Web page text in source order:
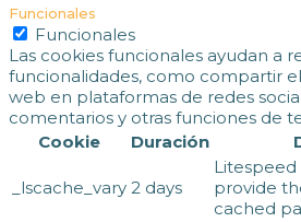
Funcionales
Funcionales
Las cookies funcionales ayudan a
funcionalidades, como compartir
web en plataformas de redes
comentarios y otras funciones de
Cookie
Duración
_lscache_vary 2 days
Litespeed
provide
cached